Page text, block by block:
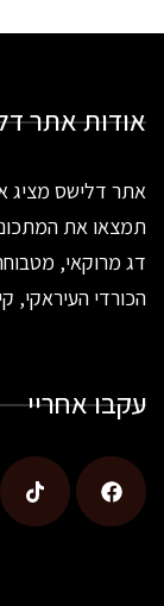
אודות אתר
אתר דלישס מציג
תמצאו את
דג מרוקאי,
הכורדי העיראקי,
עקבו אחריי